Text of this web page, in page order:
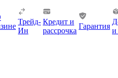
Трейд-
Ин
Кредит и
рассрочка
Гарантия
и